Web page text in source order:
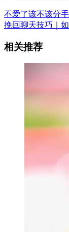
不爱了该不该分
挽回聊天技巧｜
相关推荐